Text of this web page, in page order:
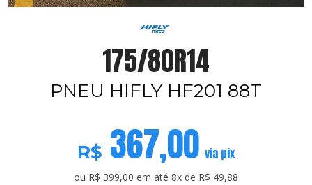
175/80R14
PNEU HIFLY HF201 88T
R$ 367,00 via pix
ou R$ 399,00 em até 8x de R$ 49,88